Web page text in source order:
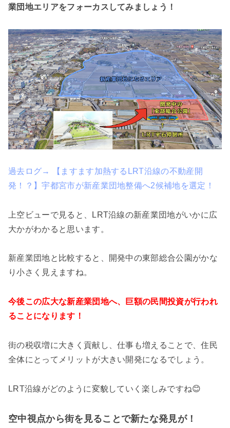
業団地エリアをフォーカスしてみましょう！
過去ログ→ 【ますます加熱するLRT沿線の不動産開
発！？】宇都宮市が新産業団地整備へ2候補地を選定！
上空ビューで見ると、LRT沿線の新産業団地がいかに広
大かがわかると思います。
新産業団地と比較すると、開発中の東部総合公園がかな
り小さく見えますね。
今後この広大な新産業団地へ、巨額の民間投資が行われ
ることになります！
街の税収増に大きく貢献し、仕事も増えることで、住民
全体にとってメリットが大きい開発になるでしょう。
LRT沿線がどのように変貌していく楽しみですね😊
空中視点から街を見ることで新たな発見が！